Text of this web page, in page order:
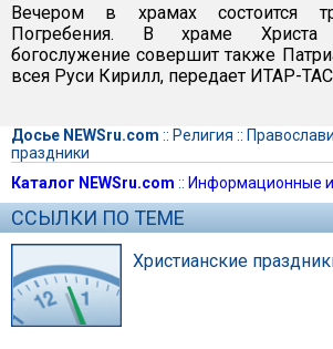
Вечером в храмах состоится
Погребения. В храме Христа
богослужение совершит также
всея Руси Кирилл, передает ИТАР-
Досье NEWSru.com :: Религия ::
праздники
Каталог NEWSru.com :: Информационные
ССЫЛКИ ПО ТЕМЕ
Христианские